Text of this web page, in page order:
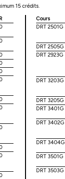
15 crédits.
Cours
DRT 2501G
DRT 2505G
DRT 2923G
DRT 3203G
DRT 3205G
DRT 3401G
DRT 3402G
DRT 3404G
DRT 3501G
DRT 3503G